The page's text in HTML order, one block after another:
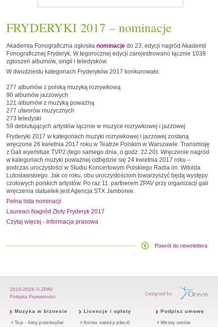
FRYDERYKI 2017 – nominacje
Akademia Fonograficzna ogłosiła nominacje do 23. edycji nagród Akademii
Fonograficznej Fryderyk. W tegorocznej edycji zarejestrowano łącznie 1038
zgłoszeń albumów, singli i teledysków.
W dwudziestu kategoriach Fryderyków 2017 konkurowało:
277 albumów z polską muzyką rozrywkową
90 albumów jazzowych
121 albumów z muzyką poważną
277 utworów muzycznych
273 teledyski
59 debiutujących artystów łącznie w muzyce rozrywkowej i jazzowej
Fryderyki 2017 w kategoriach muzyki rozrywkowej i jazzowej zostaną
wręczone 26 kwietnia 2017 roku w Teatrze Polskim w Warszawie. Transmisję
z Gali wyemituje TVP2 (tego samego dnia, o godz. 22.20). Wręczenie nagród
w kategoriach muzyki poważnej odbędzie się 24 kwietnia 2017 roku –
podczas uroczystości w Studiu Koncertowym Polskiego Radia im. Witolda
Lutosławskiego. Jak co roku, obu uroczystościom towarzyszyć będą występy
czołowych polskich artystów. Po raz 11. partnerem ZPAV przy organizacji gali
wręczenia statuetek jest Agencja STX Jamboree.
Pełna lista nominacji
Laureaci Nagród Złoty Fryderyk 2017
Czytaj więcej - Informacja prasowa
Powrót do newslettera
2010-2026 © ZPAV
Polityka Prywatności
Muzyka w biznesie
Top - listy przebojów
Licencje i opłaty
Komu należy płacić
Podpisz umowę
Wzory umów